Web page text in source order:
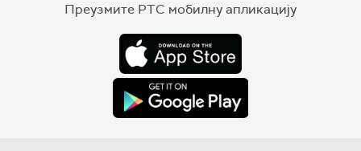
Преузмите РТС мобилну апликацију